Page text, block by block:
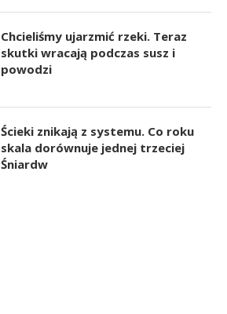
Chcieliśmy ujarzmić rzeki. Teraz
skutki wracają podczas susz i
powodzi
Ścieki znikają z systemu. Co roku
skala dorównuje jednej trzeciej
Śniardw